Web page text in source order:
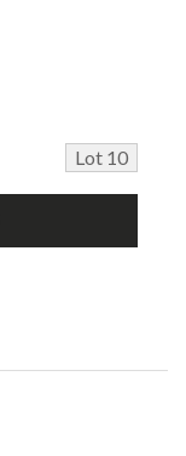
Lot 10